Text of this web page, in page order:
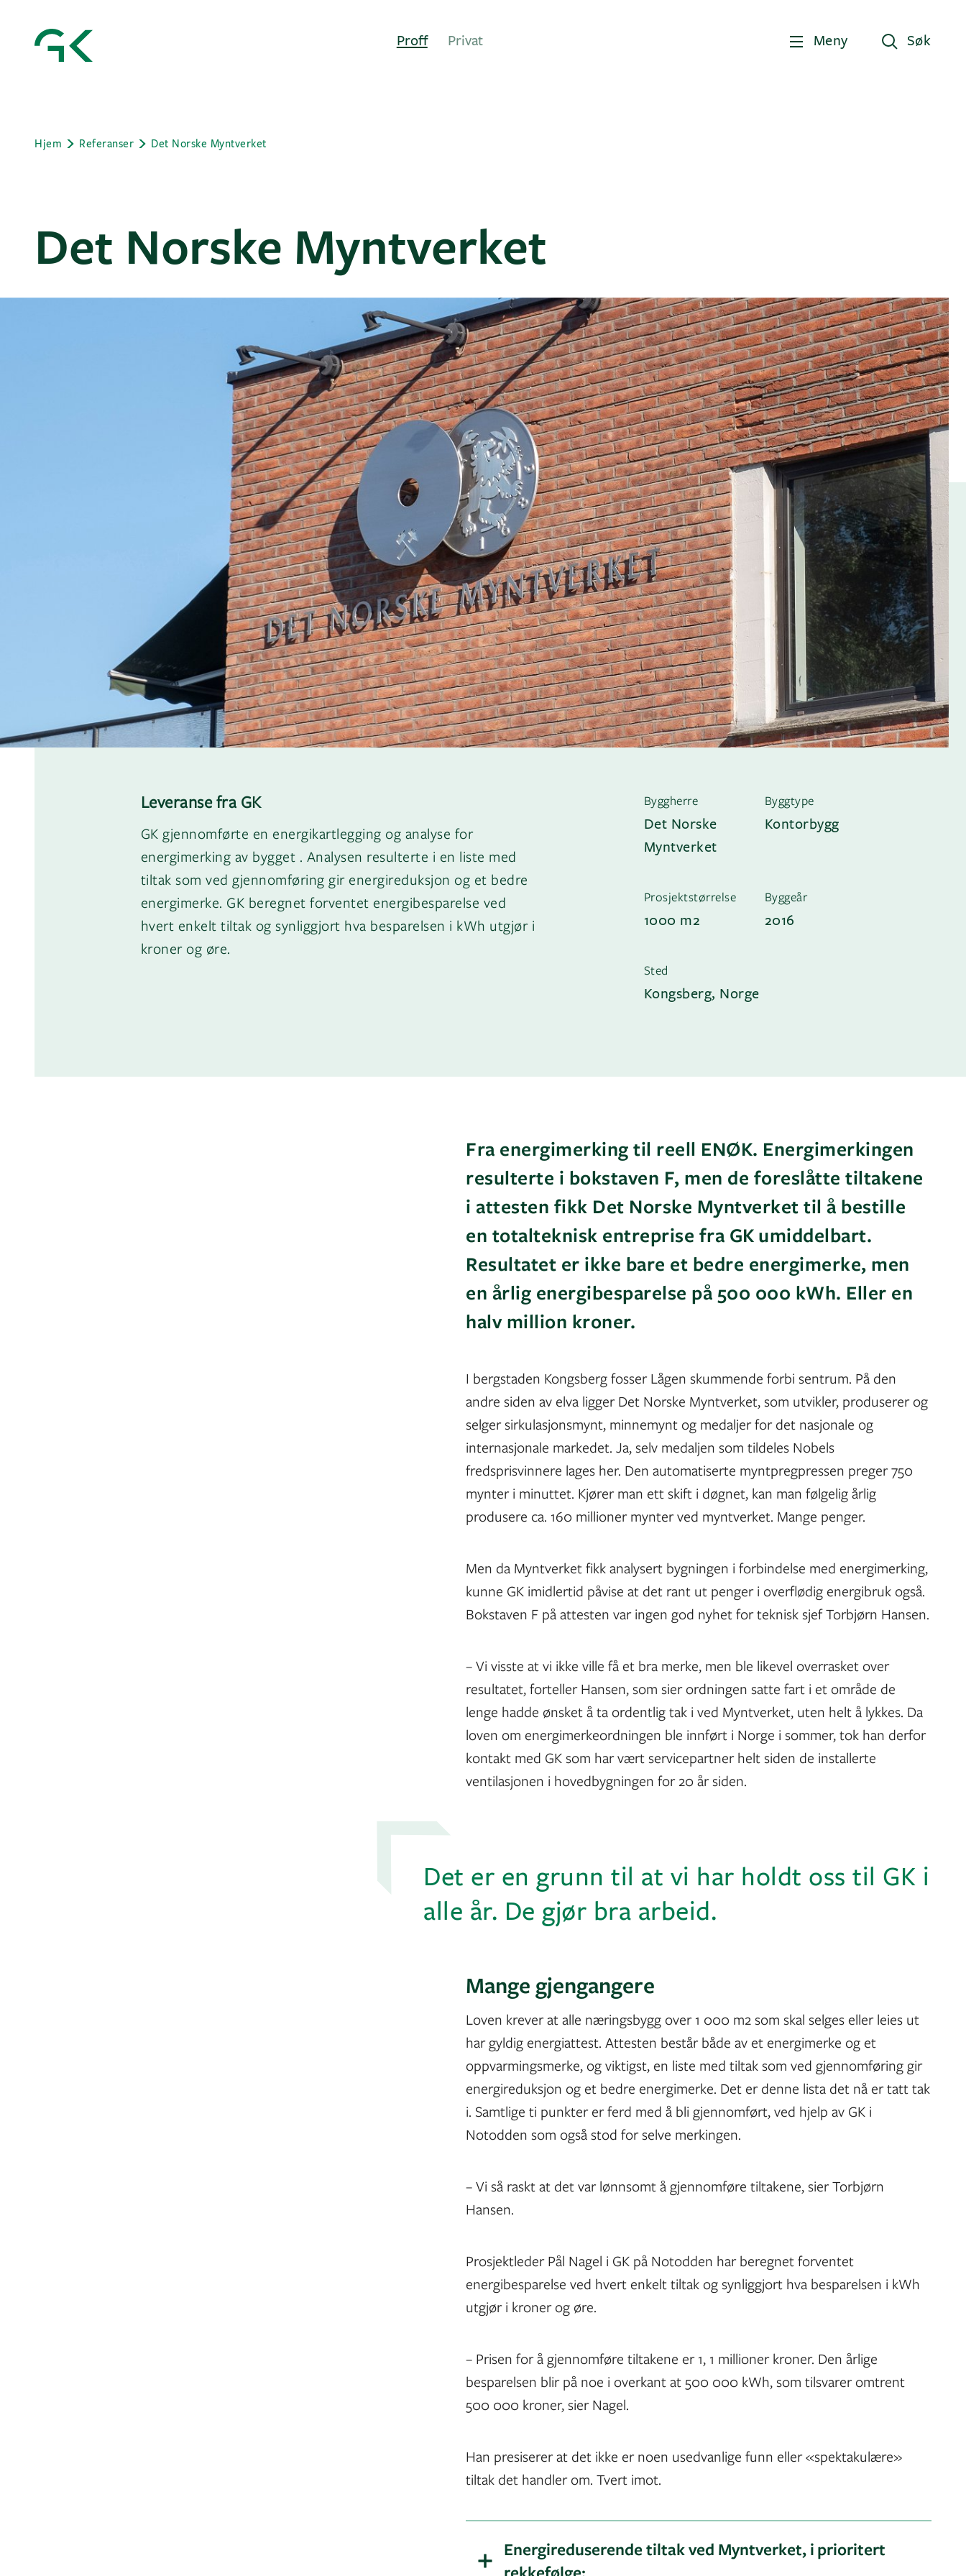
Proff Privat Meny Søk
Hjem Referanser Det Norske Myntverket
Det Norske Myntverket
Leveranse fra GK
GK gjennomførte en energikartlegging og analyse for
energimerking av bygget . Analysen resulterte i en liste med
tiltak som ved gjennomføring gir energireduksjon og et bedre
energimerke. GK beregnet forventet energibesparelse ved
hvert enkelt tiltak og synliggjort hva besparelsen i kWh utgjør i
kroner og øre.
Byggherre
Det Norske
Myntverket
Byggtype
Kontorbygg
Prosjektstørrelse
1000 m2
Byggeår
2016
Sted
Kongsberg, Norge
Fra energimerking til reell ENØK. Energimerkingen
resulterte i bokstaven F, men de foreslåtte tiltakene
i attesten fikk Det Norske Myntverket til å bestille
en totalteknisk entreprise fra GK umiddelbart.
Resultatet er ikke bare et bedre energimerke, men
en årlig energibesparelse på 500 000 kWh. Eller en
halv million kroner.
I bergstaden Kongsberg fosser Lågen skummende forbi sentrum. På den
andre siden av elva ligger Det Norske Myntverket, som utvikler, produserer og
selger sirkulasjonsmynt, minnemynt og medaljer for det nasjonale og
internasjonale markedet. Ja, selv medaljen som tildeles Nobels
fredsprisvinnere lages her. Den automatiserte myntpregpressen preger 750
mynter i minuttet. Kjører man ett skift i døgnet, kan man følgelig årlig
produsere ca. 160 millioner mynter ved myntverket. Mange penger.
Men da Myntverket fikk analysert bygningen i forbindelse med energimerking,
kunne GK imidlertid påvise at det rant ut penger i overflødig energibruk også.
Bokstaven F på attesten var ingen god nyhet for teknisk sjef Torbjørn Hansen.
– Vi visste at vi ikke ville få et bra merke, men ble likevel overrasket over
resultatet, forteller Hansen, som sier ordningen satte fart i et område de
lenge hadde ønsket å ta ordentlig tak i ved Myntverket, uten helt å lykkes. Da
loven om energimerkeordningen ble innført i Norge i sommer, tok han derfor
kontakt med GK som har vært servicepartner helt siden de installerte
ventilasjonen i hovedbygningen for 20 år siden.
Det er en grunn til at vi har holdt oss til GK i
alle år. De gjør bra arbeid.
Mange gjengangere
Loven krever at alle næringsbygg over 1 000 m2 som skal selges eller leies ut
har gyldig energiattest. Attesten består både av et energimerke og et
oppvarmingsmerke, og viktigst, en liste med tiltak som ved gjennomføring gir
energireduksjon og et bedre energimerke. Det er denne lista det nå er tatt tak
i. Samtlige ti punkter er ferd med å bli gjennomført, ved hjelp av GK i
Notodden som også stod for selve merkingen.
– Vi så raskt at det var lønnsomt å gjennomføre tiltakene, sier Torbjørn
Hansen.
Prosjektleder Pål Nagel i GK på Notodden har beregnet forventet
energibesparelse ved hvert enkelt tiltak og synliggjort hva besparelsen i kWh
utgjør i kroner og øre.
– Prisen for å gjennomføre tiltakene er 1, 1 millioner kroner. Den årlige
besparelsen blir på noe i overkant at 500 000 kWh, som tilsvarer omtrent
500 000 kroner, sier Nagel.
Han presiserer at det ikke er noen usedvanlige funn eller «spektakulære»
tiltak det handler om. Tvert imot.
Energireduserende tiltak ved Myntverket, i prioritert